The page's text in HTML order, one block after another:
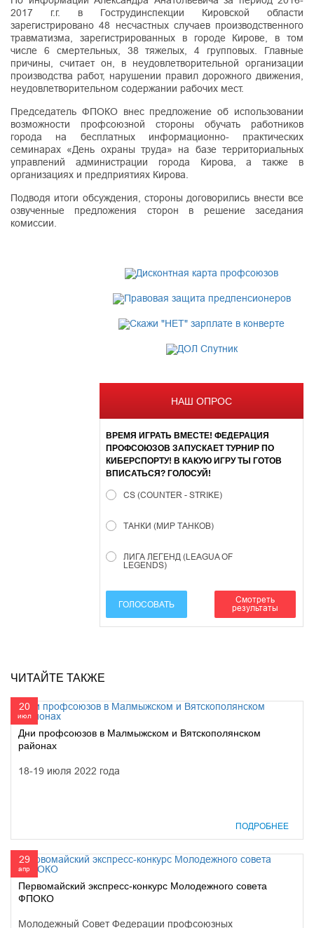
2017 г.г. в Гострудинспекции Кировской области
зарегистрировано 48 несчастных случаев производственного
травматизма, зарегистрированных в городе Кирове, в том
числе 6 смертельных, 38 тяжелых, 4 групповых. Главные
причины, считает он, в неудовлетворительной организации
производства работ, нарушении правил дорожного движения,
неудовлетворительном содержании рабочих мест.
Председатель ФПОКО внес предложение об использовании
возможности профсоюзной стороны обучать работников
города на бесплатных информационно- практических
семинарах «День охраны труда» на базе территориальных
управлений администрации города Кирова, а также в
организациях и предприятиях Кирова.
Подводя итоги обсуждения, стороны договорились внести все
озвученные предложения сторон в решение заседания
комиссии.
НАШ ОПРОС
ВРЕМЯ ИГРАТЬ ВМЕСТЕ! ФЕДЕРАЦИЯ
ПРОФСОЮЗОВ ЗАПУСКАЕТ ТУРНИР ПО
КИБЕРСПОРТУ! В КАКУЮ ИГРУ ТЫ ГОТОВ
ВПИСАТЬСЯ? ГОЛОСУЙ!
CS (COUNTER - STRIKE)
ТАНКИ (МИР ТАНКОВ)
ЛИГА ЛЕГЕНД (LEAGUA OF
LEGENDS)
ГОЛОСОВАТЬ
Смотреть
результаты
ЧИТАЙТЕ ТАКЖЕ
20
июл
Дни профсоюзов в Малмыжском и Вятскополянском
районах
18-19 июля 2022 года
ПОДРОБНЕЕ
29
апр
Первомайский экспресс-конкурс Молодежного совета
ФПОКО
Молодежный Совет Федерации профсоюзных